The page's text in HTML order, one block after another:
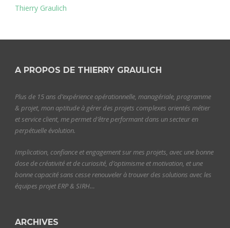
Thierry Graulich
A PROPOS DE THIERRY GRAULICH
Plus de 15 ans d’expérience opérationnelle, managériale, programme
& projet, mon aptitude à gérer des projets complexes orientés métier
et service client, me permet d’être performant dans un secteur en
perpétuelle évolution.
Implication, confiance et engagement sur mes projets, avec une bonne
dose de créativité et de curiosité, d’optimisme et motivation, et une
bonne capacité sans cesse renouveler à trouver des solutions avec les
équipes projet ERP & SIRH…
ARCHIVES